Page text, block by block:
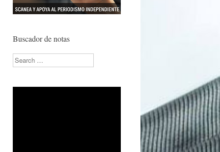
Buscador de notas
Search